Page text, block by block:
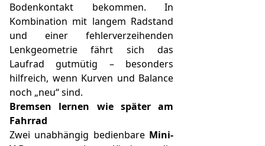
Bodenkontakt bekommen. In
Kombination mit langem Radstand
und einer fehlerverzeihenden
Lenkgeometrie fährt sich das
Laufrad gutmütig – besonders
hilfreich, wenn Kurven und Balance
noch „neu“ sind.
Bremsen lernen wie später am
Fahrrad
Zwei unabhängig bedienbare Mini-